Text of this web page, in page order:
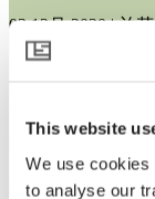
This website
We use cookies
to analyse our
03 12月 2020 | 兰花
阅读荷兰的
查看更多